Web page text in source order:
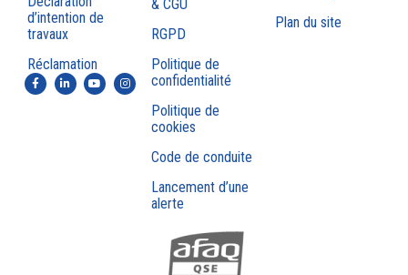
d’intention de
travaux
Réclamation
& CGU
RGPD
Politique de
confidentialité
Politique de
cookies
Code de conduite
Lancement d’une
alerte
Plan du site